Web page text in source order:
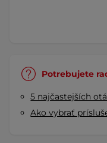
Potrebujete
5 najčastejších
Ako vybrať